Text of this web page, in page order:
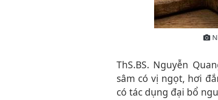
ThS.BS. Nguyễn Quang Dương, Khoa Ngoại, bệnh viện Tuệ Tĩnh cho biết, nhân
sâm có vị ngọt, hơi
có tác dụng đại bổ